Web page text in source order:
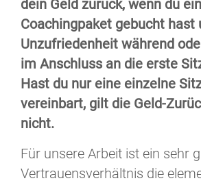
dein Geld zurück, wenn du ein
Coachingpaket gebucht hast
Unzufriedenheit während
im Anschluss an die erste
Hast du nur eine einzelne
vereinbart, gilt die Geld-
nicht.
Für unsere Arbeit ist ein sehr
Vertrauensverhältnis die